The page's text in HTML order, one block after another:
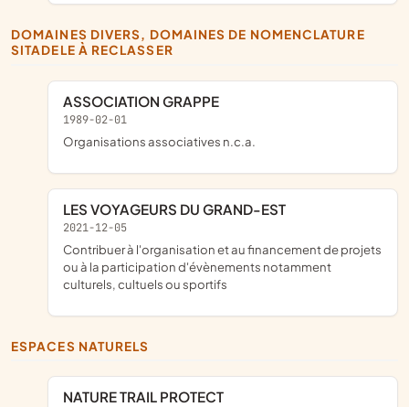
DOMAINES DIVERS, DOMAINES DE NOMENCLATURE
SITADELE À RECLASSER
ASSOCIATION GRAPPE
1989-02-01
Organisations associatives n.c.a.
LES VOYAGEURS DU GRAND-EST
2021-12-05
contribuer à l'organisation et au financement de projets
ou à la participation d'évènements notamment
culturels, cultuels ou sportifs
ESPACES NATURELS
NATURE TRAIL PROTECT